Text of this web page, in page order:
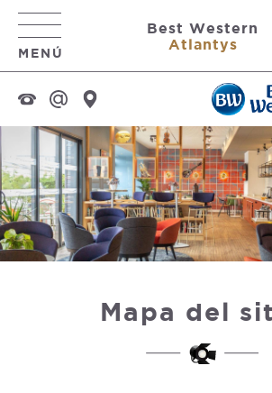
MENÚ
Best Western
Atlantys
Mapa del